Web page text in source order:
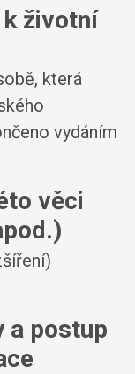
životní
která
vydáním
věci
a postup